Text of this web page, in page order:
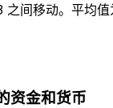
间移动。平均
资金和货币